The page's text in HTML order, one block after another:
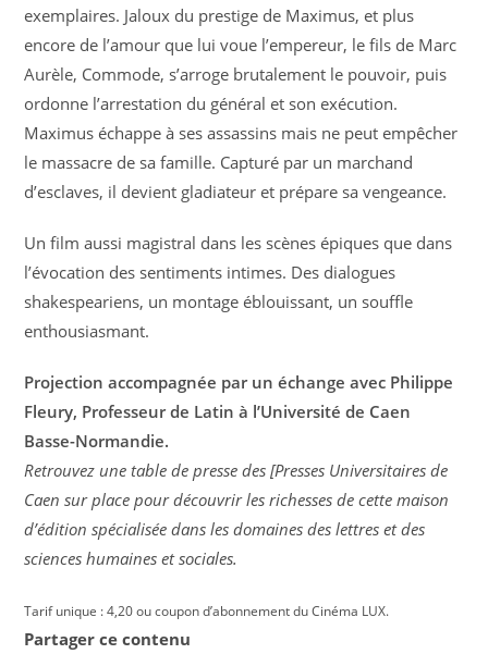
exemplaires. Jaloux du prestige de Maximus, et plus
encore de l’amour que lui voue l’empereur, le fils de Marc
Aurèle, Commode, s’arroge brutalement le pouvoir, puis
ordonne l’arrestation du général et son exécution.
Maximus échappe à ses assassins mais ne peut empêcher
le massacre de sa famille. Capturé par un marchand
d’esclaves, il devient gladiateur et prépare sa vengeance.
Un film aussi magistral dans les scènes épiques que dans
l’évocation des sentiments intimes. Des dialogues
shakespeariens, un montage éblouissant, un souffle
enthousiasmant.
Projection accompagnée par un échange avec Philippe
Fleury, Professeur de Latin à l’Université de Caen
Basse-Normandie.
Retrouvez une table de presse des [Presses Universitaires de
Caen sur place pour découvrir les richesses de cette maison
d’édition spécialisée dans les domaines des lettres et des
sciences humaines et sociales.
Tarif unique : 4,20 ou coupon d’abonnement du Cinéma LUX.
Partager ce contenu